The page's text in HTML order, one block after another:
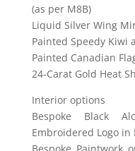
(as per M8B)
Liquid Silver Wing
Painted Speedy Kiwi
Painted Canadian
24-Carat Gold Heat
Interior options
Bespoke Black
Embroidered Logo in